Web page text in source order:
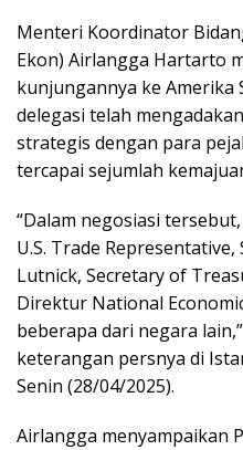
Menteri Koordinator
Ekon) Airlangga Hartarto
kunjungannya ke Amerika
delegasi telah
strategis dengan para
tercapai sejumlah
“Dalam negosiasi
U.S. Trade
Lutnick, Secretary of
Direktur National
beberapa dari negara
keterangan persnya di
Senin (28/04/2025).
Airlangga menyampaikan